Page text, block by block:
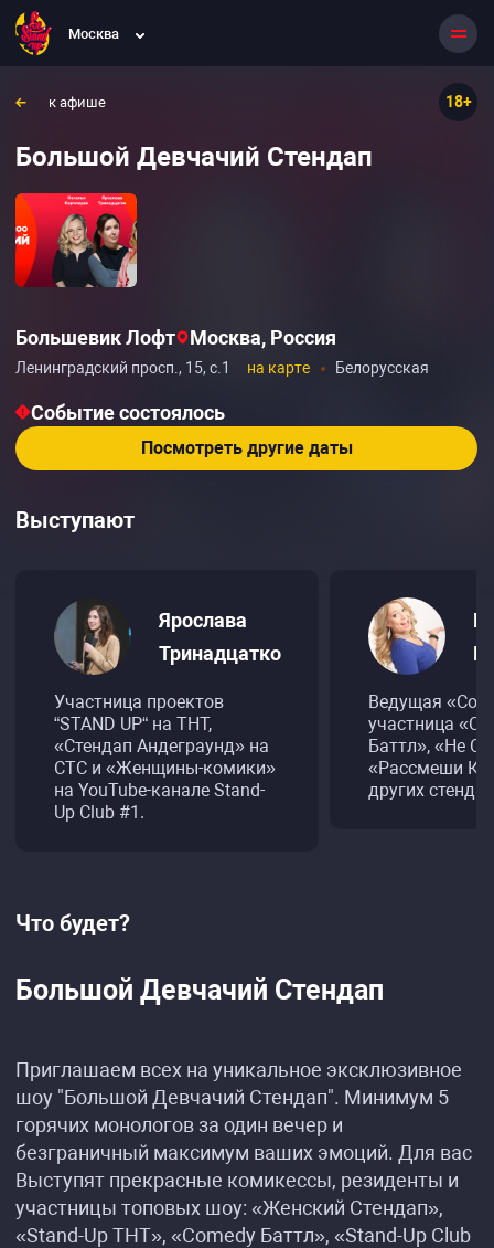
Москва
к афише 18+
Большой Девчачий Стендап
Большевик Лофт Москва, Россия
Ленинградский просп., 15, с.1 на карте Белорусская
Событие состоялось
Посмотреть другие даты
Выступают
Ярослава
Тринадцатко
Участница проектов
“STAND UP“ на ТНТ,
«Стендап Андеграунд» на
СТС и «Женщины-комики»
на YouTube-канале Stand-
Up Club #1.
Ведущая
участница
Баттл», «Не
«Рассмеши
других
Что будет?
Большой Девчачий Стендап
Приглашаем всех на уникальное эксклюзивное
шоу "Большой Девчачий Стендап". Минимум 5
горячих монологов за один вечер и
безграничный максимум ваших эмоций. Для вас
Выступят прекрасные комикессы, резиденты и
участницы топовых шоу: «Женский Стендап»,
«Stand-Up ТНТ», «Comedy Баттл», «Stand-Up Club